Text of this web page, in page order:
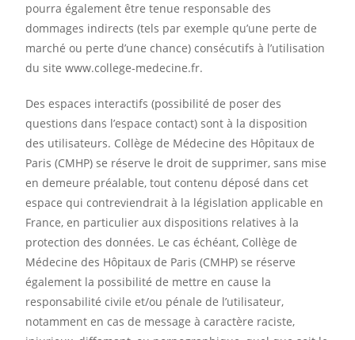
pourra également être tenue responsable des
dommages indirects (tels par exemple qu’une perte de
marché ou perte d’une chance) consécutifs à l’utilisation
du site www.college-medecine.fr.
Des espaces interactifs (possibilité de poser des
questions dans l’espace contact) sont à la disposition
des utilisateurs. Collège de Médecine des Hôpitaux de
Paris (CMHP) se réserve le droit de supprimer, sans mise
en demeure préalable, tout contenu déposé dans cet
espace qui contreviendrait à la législation applicable en
France, en particulier aux dispositions relatives à la
protection des données. Le cas échéant, Collège de
Médecine des Hôpitaux de Paris (CMHP) se réserve
également la possibilité de mettre en cause la
responsabilité civile et/ou pénale de l’utilisateur,
notamment en cas de message à caractère raciste,